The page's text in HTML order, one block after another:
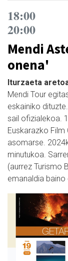
18:00
20:00
Mendi
onena'
Iturzaeta
Mendi Tour
eskainiko
sail ofizialekoa.
Euskarazko Film
asomarse.
minutukoa.
(aurrez Turismo
emanaldia baino